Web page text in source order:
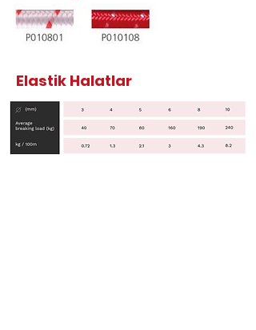
Elastik Halatlar